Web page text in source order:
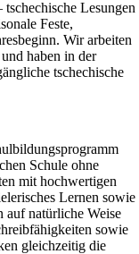
Lesungen
Feste,
Wir arbeiten
haben in der
tschechische
Schule ohne
mit hochwertigen
Lernen sowie
natürliche Weise
sowie
gleichzeitig die